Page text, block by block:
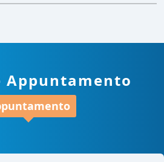
Appuntamento